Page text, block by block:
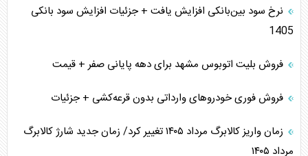
نرخ سود بین‌بانکی افزایش یافت + جزئیات افزایش سود بانکی
1405
فروش بلیت اتوبوس مشهد برای دهه پایانی صفر + قیمت
فروش فوری خودرو‌های وارداتی بدون قرعه‌کشی + جزئیات
زمان واریز کالابرگ مرداد ۱۴۰۵ تغییر کرد/ زمان جدید شارژ کالابرگ
مرداد ۱۴۰۵